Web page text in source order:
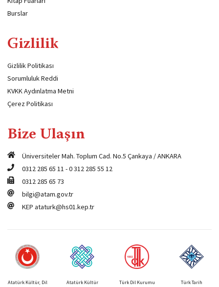
Burslar
Gizlilik
Gizlilik Politikası
Sorumluluk Reddi
KVKK Aydınlatma Metni
Çerez Politikası
Bize Ulaşın
Üniversiteler Mah. Toplum Cad. No.5 Çankaya / ANKARA
0312 285 65 11 -0 312 285 55 12
0312 285 65 73
bilgi@atam.gov.tr
KEP ataturk@hs01.kep.tr
Atatürk Kültür, Dil
Atatürk Kültür
Türk Dil Kurumu
Türk Tarih